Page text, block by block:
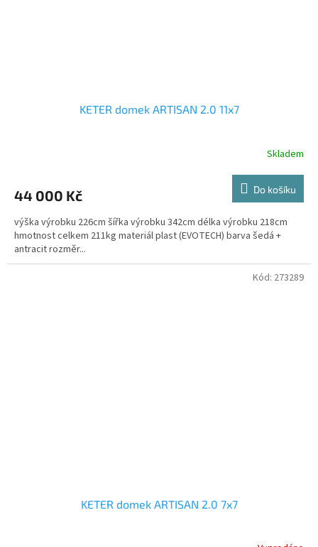
KETER domek ARTISAN 2.0 11x7
Skladem
44 000 Kč Do košíku
výška výrobku 226cm šířka výrobku 342cm délka výrobku 218cm
hmotnost celkem 211kg materiál plast (EVOTECH) barva šedá +
antracit rozměr...
KETER domek ARTISAN 2.0 7x7
Kód: 273289